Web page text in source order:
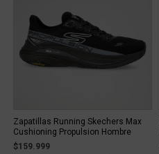
Zapatillas Running Skechers Max
Cushioning Propulsion Hombre
$159.999